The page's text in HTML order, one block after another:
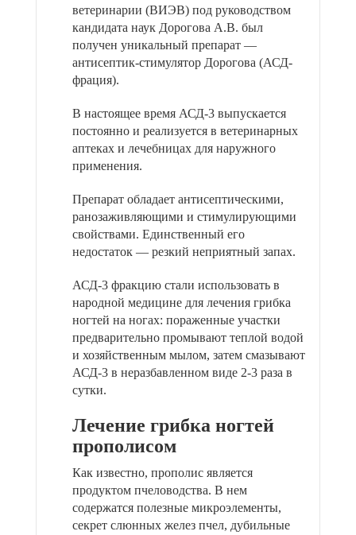
ветеринарии (ВИЭВ) под руководством
кандидата наук Дорогова А.В. был
получен уникальный препарат —
антисептик-стимулятор Дорогова (АСД-
фрация).
В настоящее время АСД-3 выпускается
постоянно и реализуется в ветеринарных
аптеках и лечебницах для наружного
применения.
Препарат обладает антисептическими,
ранозаживляющими и стимулирующими
свойствами. Единственный его
недостаток — резкий неприятный запах.
АСД-3 фракцию стали использовать в
народной медицине для лечения грибка
ногтей на ногах: пораженные участки
предварительно промывают теплой водой
и хозяйственным мылом, затем смазывают
АСД-3 в неразбавленном виде 2-3 раза в
сутки.
Лечение грибка ногтей
прополисом
Как известно, прополис является
продуктом пчеловодства. В нем
содержатся полезные микроэлементы,
секрет слюнных желез пчел, дубильные